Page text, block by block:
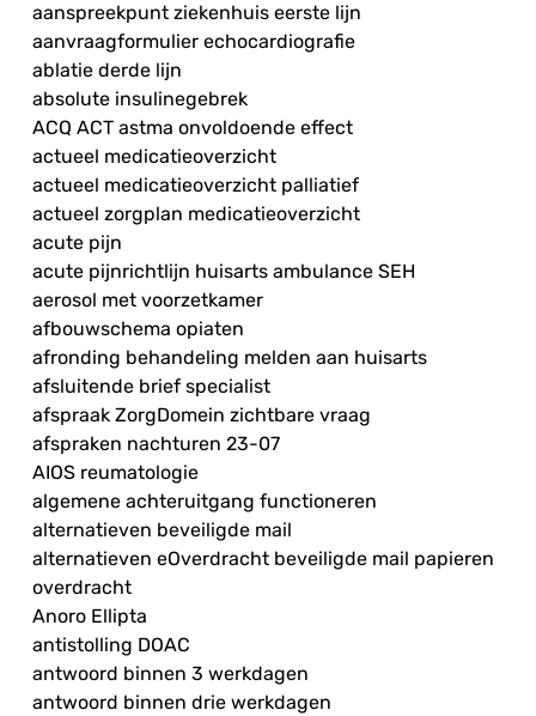
aanspreekpunt ziekenhuis eerste lijn
aanvraagformulier echocardiografie
ablatie derde lijn
absolute insulinegebrek
ACQ ACT astma onvoldoende effect
actueel medicatieoverzicht
actueel medicatieoverzicht palliatief
actueel zorgplan medicatieoverzicht
acute pijn
acute pijnrichtlijn huisarts ambulance SEH
aerosol met voorzetkamer
afbouwschema opiaten
afronding behandeling melden aan huisarts
afsluitende brief specialist
afspraak ZorgDomein zichtbare vraag
afspraken nachturen 23-07
AIOS reumatologie
algemene achteruitgang functioneren
alternatieven beveiligde mail
alternatieven eOverdracht beveiligde mail papieren
overdracht
Anoro Ellipta
antistolling DOAC
antwoord binnen 3 werkdagen
antwoord binnen drie werkdagen